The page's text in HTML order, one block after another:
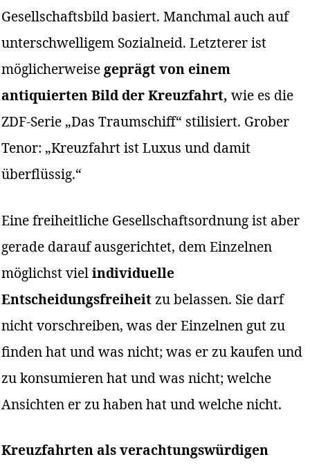
Gesellschaftsbild basiert. Manchmal auch auf
unterschwelligem Sozialneid. Letzterer ist
möglicherweise geprägt von einem
antiquierten Bild der Kreuzfahrt, wie es die
ZDF-Serie „Das Traumschiff“ stilisiert. Grober
Tenor: „Kreuzfahrt ist Luxus und damit
überflüssig.“
Eine freiheitliche Gesellschaftsordnung ist aber
gerade darauf ausgerichtet, dem Einzelnen
möglichst vielindividuelle
Entscheidungsfreiheitzu belassen. Sie darf
nicht vorschreiben, was der Einzelnen gut zu
finden hat und was nicht; was er zu kaufen und
zu konsumieren hat und was nicht; welche
Ansichten er zu haben hat und welche nicht.
Kreuzfahrten als verachtungswürdigen